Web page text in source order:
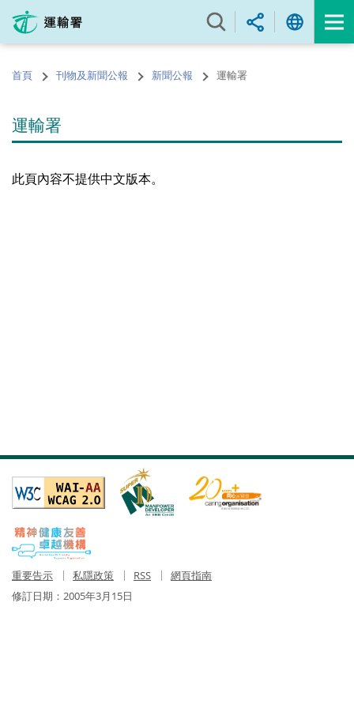
內
的首頁 刊物及新聞公報 新聞公報 運輸署
運輸署
此頁內容不提供中文版本。
重要告示 私隱政策 RSS
網頁指南
修訂日期： 2005年3月15日